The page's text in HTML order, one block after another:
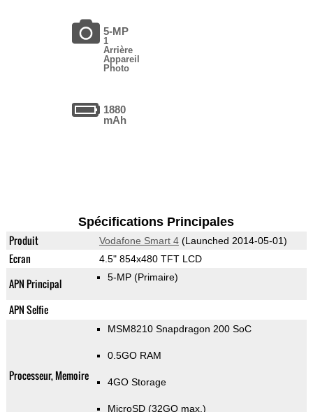
5-MP
1
Arrière
Appareil
Photo
1880
mAh
Spécifications Principales
Produit Vodafone Smart 4(Launched 2014-05-01)
Ecran 4.5" 854x480 TFT LCD
APN Principal 5-MP (Primaire)
APN Selfie
Processeur, Memoire
MSM8210 Snapdragon 200 SoC
0.5GO RAM
4GO Storage
MicroSD (32GO max.)